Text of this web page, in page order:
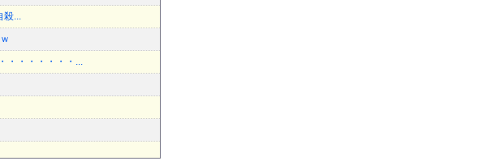
殺...
・・・・・・・...